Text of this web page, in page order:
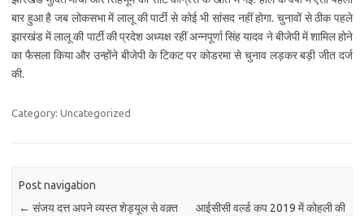
बार हुआ है जब लोकसभा में लालू की पार्टी से कोई भी सांसद नहीं होगा. चुनावों से ठीक पहले
झारखंड में लालू की पार्टी की प्रदेश अध्यक्ष रहीं अन्नपूर्णा सिंह यादव ने बीजेपी में शामिल होने
का फैसला किया और उन्होंने बीजेपी के टिकट पर कोडरमा से चुनाव लड़कर बड़ी जीत दर्ज
की.
Category: Uncategorized
Post navigation
← संजय दत्त अपने व्यस्त शेड्यूल से वक़्त
आईसीसी वर्ल्ड कप 2019 में कोहली की